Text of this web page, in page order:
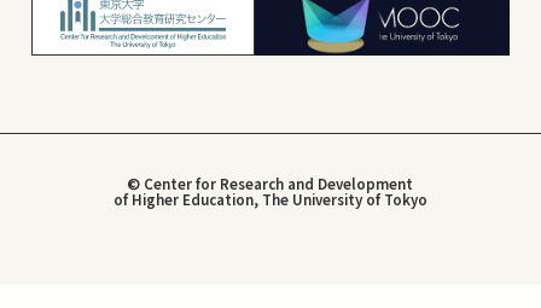
© Center for Research and Development
of Higher Education, The University of Tokyo